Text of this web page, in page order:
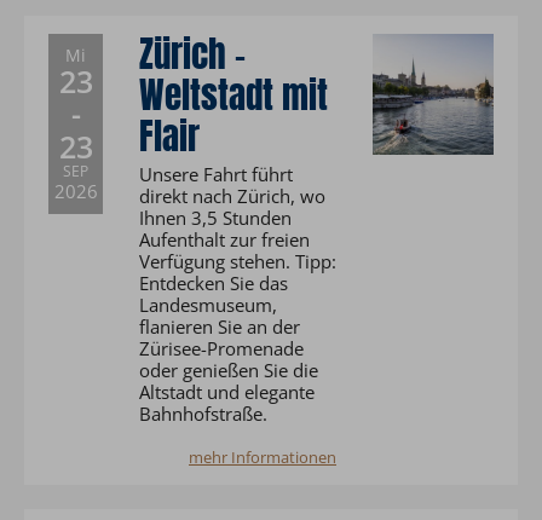
Mi
23
-
23
SEP
2026
Zürich -
Weltstadt mit
Flair
Unsere Fahrt führt
direkt nach Zürich, wo
Ihnen 3,5 Stunden
Aufenthalt zur freien
Verfügung stehen. Tipp:
Entdecken Sie das
Landesmuseum,
flanieren Sie an der
Zürisee-Promenade
oder genießen Sie die
Altstadt und elegante
Bahnhofstraße.
mehr Informationen